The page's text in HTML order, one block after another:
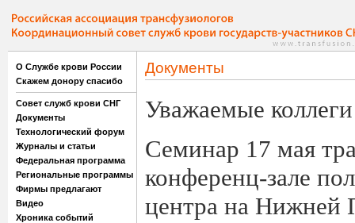
О Службе крови России
Скажем донору спасибо
Совет служб крови СНГ
Документы
Технологический форум
Журналы и статьи
Федеральная программа
Региональные программы
Фирмы предлагают
Видео
Хроника событий
Документы
Уважаемые
Семинар 17 мая
конференц-зале
центра на Нижней